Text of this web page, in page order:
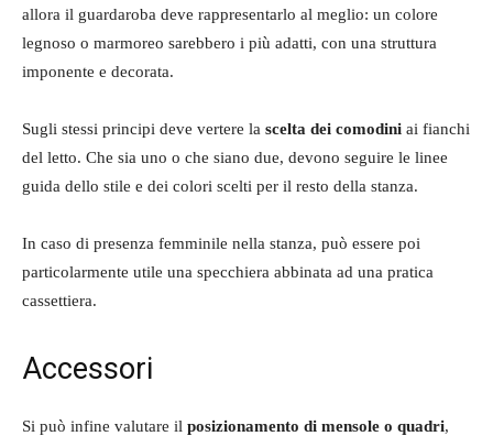
allora il guardaroba deve rappresentarlo al meglio: un colore
legnoso o marmoreo sarebbero i più adatti, con una struttura
imponente e decorata.
Sugli stessi principi deve vertere la scelta dei comodini ai fianchi
del letto. Che sia uno o che siano due, devono seguire le linee
guida dello stile e dei colori scelti per il resto della stanza.
In caso di presenza femminile nella stanza, può essere poi
particolarmente utile una specchiera abbinata ad una pratica
cassettiera.
Accessori
Si può infine valutare il posizionamento di mensole o quadri,